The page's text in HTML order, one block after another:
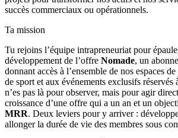
succès commerciaux ou opérationnels.
Ta mission
Tu rejoins l’équipe intrapreneuriat pour
développement de l’offre Nomade, un
donnant accès à l’ensemble de nos espaces
de sport et aux événements exclusifs réservés
n’es pas là pour observer, mais pour agir
croissance d’une offre qui a un an et un
MRR. Deux leviers pour y arriver :
allonger la durée de vie des membres sous